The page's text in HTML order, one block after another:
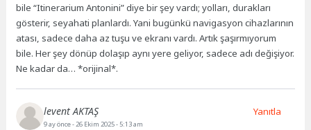
bile “Itinerarium Antonini” diye bir şey vardı; yolları, durakları
gösterir, seyahati planlardı. Yani bugünkü navigasyon cihazlarının
atası, sadece daha az tuşu ve ekranı vardı. Artık şaşırmıyorum
bile. Her şey dönüp dolaşıp aynı yere geliyor, sadece adı değişiyor.
Ne kadar da… *orijinal*.
levent AKTAŞ
9 ay önce- 26 Ekim 2025 - 5:13 am
Yanıtla